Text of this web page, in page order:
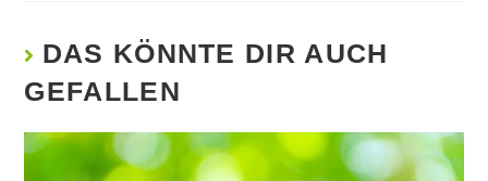
DAS KÖNNTE DIR AUCH
GEFALLEN